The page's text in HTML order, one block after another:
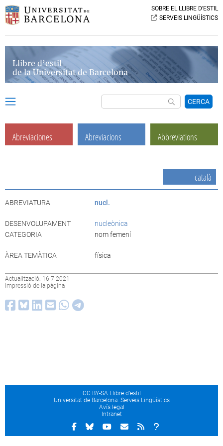
SOBRE EL LLIBRE D’ESTIL
SERVEIS LINGÜÍSTICS
Llibre d’estil
de la Universitat de Barcelona
CERCA
Abreviaciones Abreviacions Abbreviations
català
ABREVIATURA nucl.
DESENVOLUPAMENT
nucleònica
CATEGORIA
nom femení
ÀREA TEMÀTICA física
Actualització: 16-7-2021
Impressió de la pàgina
CC BY-SA Llibre d’estil
Universitat de Barcelona. Serveis Lingüístics
Avís legal
Intranet